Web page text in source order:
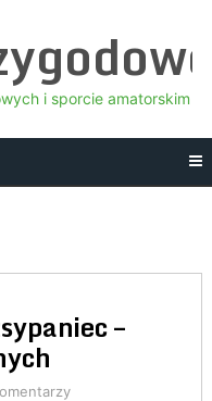
i sporcie amatorskim
–